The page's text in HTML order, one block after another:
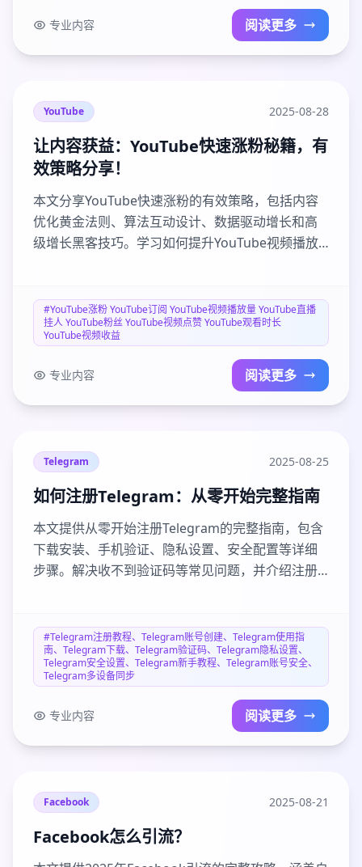
专业内容 阅读更多
YouTube 2025-08-28
让内容获益：YouTube快速涨粉秘籍，有
效策略分享！
本文分享YouTube快速涨粉的有效策略，包括内容
优化黄金法则、算法互动设计、数据驱动增长和高
级增长黑客技巧。学习如何提升YouTube视频播放
骤，帮助创作者系统提升频道表现和视频收益。立
即获取专业工具包，加速你的YouTube成长之旅！
#YouTube涨粉 YouTube订阅 YouTube视频播放量 YouTube直播
挂人 YouTube粉丝 YouTube视频点赞 YouTube观看时长
YouTube视频收益
专业内容 阅读更多
Telegram 2025-08-25
如何注册Telegram：从零开始完整指南
本文提供从零开始注册Telegram的完整指南，包含
下载安装、手机验证、隐私设置、安全配置等详细
步骤。解决收不到验证码等常见问题，并介绍注册
#Telegram注册教程、Telegram账号创建、Telegram使用指
南、Telegram下载、Telegram验证码、Telegram隐私设置、
Telegram安全设置、Telegram新手教程、Telegram账号安全、
Telegram多设备同步
专业内容 阅读更多
Facebook 2025-08-21
Facebook怎么引流？